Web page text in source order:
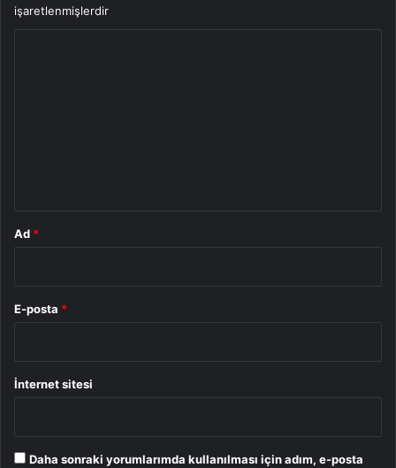
işaretlenmişlerdir
Ad *
E-posta *
İnternet sitesi
Daha sonraki yorumlarımda kullanılması için adım, e-posta